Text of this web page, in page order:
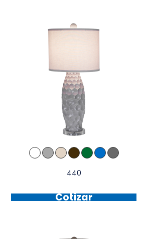
440
Cotizar